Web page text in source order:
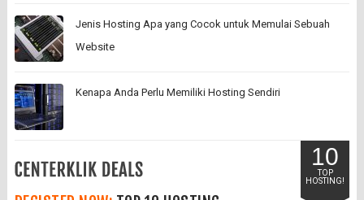
Jenis Hosting Apa yang Cocok untuk Memulai Sebuah
Website
Kenapa Anda Perlu Memiliki Hosting Sendiri
10
TOP
HOSTING!